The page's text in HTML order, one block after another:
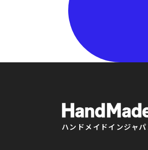
ハンドメイドインジャ